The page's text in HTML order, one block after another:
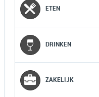
MOBIEL
ETEN
DRINKEN
ZAKELIJK